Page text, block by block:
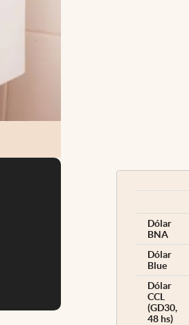
Dólar
BNA
Dólar
Blue
Dólar
CCL
(GD30,
48 hs)